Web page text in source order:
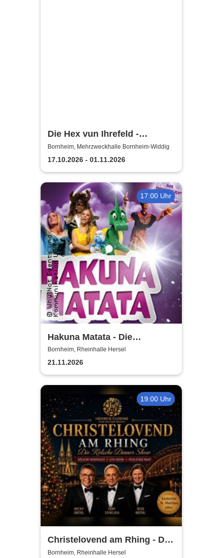
Die Hex vun Ihrefeld -
Aufführungen 2026 Theater-
Verein Herse
Bornheim, Mehrzweckhalle Bornheim-Widdig
17.10.2026 - 01.11.2026
17:00 Uhr
Hakuna Matata - Die
einzigartige große
Kindermusical-Gala
Bornheim, Rheinhalle Hersel
21.11.2026
19:00 Uhr
Christelovend am Rhing - Die
Kölsche Dinner Show
Bornheim, Rheinhalle Hersel